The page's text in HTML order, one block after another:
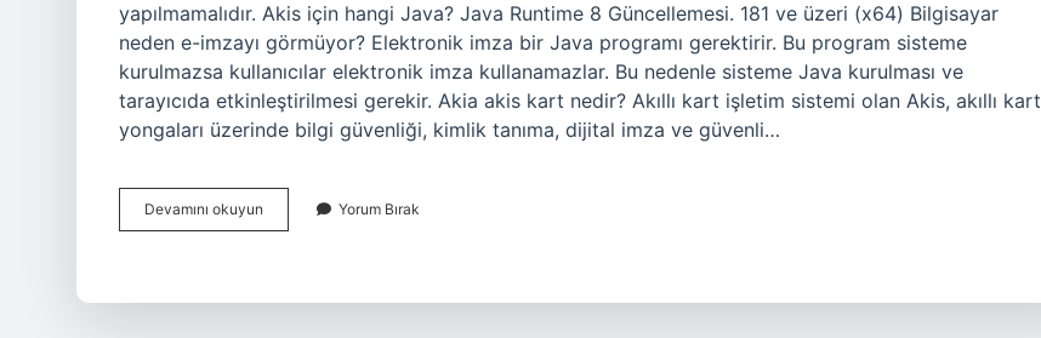
yapılmamalıdır. Akis için hangi Java? Java Runtime 8 Güncellemesi. 181 ve üzeri (x64) Bilgisayar
neden e-imzayı görmüyor? Elektronik imza bir Java programı gerektirir. Bu program sisteme
kurulmazsa kullanıcılar elektronik imza kullanamazlar. Bu nedenle sisteme Java kurulması ve
tarayıcıda etkinleştirilmesi gerekir. Akia akis kart nedir? Akıllı kart işletim sistemi olan Akis, akıllı kart
yongaları üzerinde bilgi güvenliği, kimlik tanıma, dijital imza ve güvenli…
Devamını okuyun
Kart
Yorum Bırak